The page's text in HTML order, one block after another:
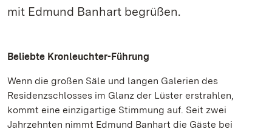
mit Edmund Banhart begrüßen.
Beliebte Kronleuchter-Führung
Wenn die großen Säle und langen Galerien des
Residenzschlosses im Glanz der Lüster erstrahlen,
kommt eine einzigartige Stimmung auf. Seit zwei
Jahrzehnten nimmt Edmund Banhart die Gäste bei